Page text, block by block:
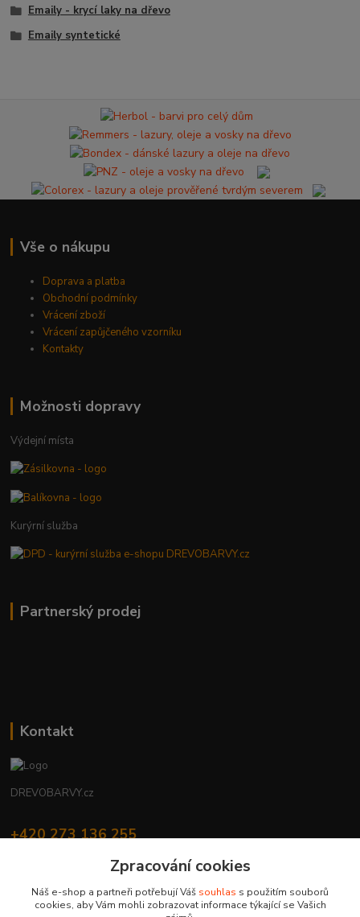
Emaily - krycí laky na dřevo
Emaily syntetické
Vše o nákupu
Doprava a platba
Obchodní podmínky
Vrácení zboží
Vrácení zapůjčeného vzorníku
Kontakty
Možnosti dopravy
Výdejní místa
Kurýrní služba
Partnerský prodej
Kontakt
DREVOBARVY.cz
+420 273 136 255
Zpracování cookies
Náš e-shop a partneři potřebují Váš souhlas s použitím souborů
cookies, aby Vám mohli zobrazovat informace týkající se Vašich